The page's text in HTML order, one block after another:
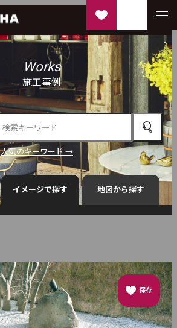
Works
施工事例
人気のキーワード →
イメージで探す 地図から探す
保存